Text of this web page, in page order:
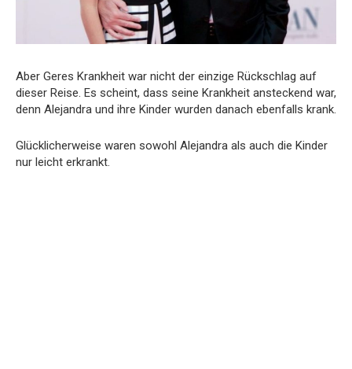
Aber Geres Krankheit war nicht der einzige Rückschlag auf
dieser Reise. Es scheint, dass seine Krankheit ansteckend war,
denn Alejandra und ihre Kinder wurden danach ebenfalls krank.
Glücklicherweise waren sowohl Alejandra als auch die Kinder
nur leicht erkrankt.